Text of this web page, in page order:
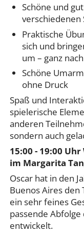
Schöne und
verschiedenen
Praktische
sich und
um – ganz
Schöne
ohne Druck
Spaß und
spielerische
anderen
sondern auch
15:00 - 19:00
im Margarita
Oscar hat in den
Buenos Aires den
ein sehr feines
passende
entwickelt.